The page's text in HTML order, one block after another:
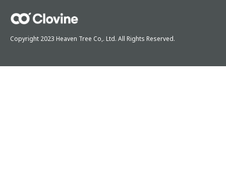
Copyright 2023 Heaven Tree Co,. Ltd. All Rights Reserved.